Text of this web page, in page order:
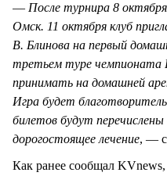
— После турнира 8
Омск. 11 октября клуб
В. Блинова на первый
третьем туре чемпионата
принимать на домашней
Игра будет
билетов будут
дорогостоящее лечение, —
Как ранее сообщал